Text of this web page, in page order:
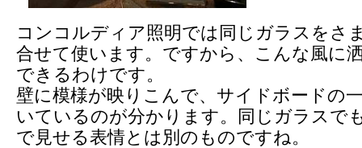
コンコルディア照明では同じガラスをさ
合せて使います。ですから、こんな風に
できるわけです。
壁に模様が映りこんで、サイドボードの
いているのが分かります。同じガラスで
で見せる表情とは別のものですね。